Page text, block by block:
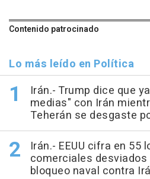
Contenido patrocinado
Lo más leído en Política
Irán.- Trump dice que
medias" con Irán
Teherán se desgaste
Irán.- EEUU cifra en 55
comerciales
bloqueo naval contra